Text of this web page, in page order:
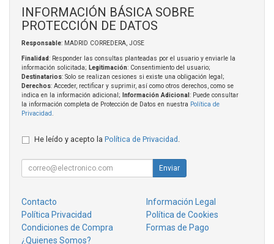
INFORMACIÓN BÁSICA SOBRE
PROTECCIÓN DE DATOS
Responsable: MADRID CORREDERA, JOSE
Finalidad: Responder las consultas planteadas por el usuario y enviarle la
información solicitada; Legitimación: Consentimiento del usuario;
Destinatarios: Solo se realizan cesiones si existe una obligación legal;
Derechos: Acceder, rectificar y suprimir, así como otros derechos, como se
indica en la información adicional;
Información Adicional : Puede consultar
la información completa de Protección de Datos en nuestra Política de
Privacidad
He leído y acepto la Política de Privacidad
Enviar
Contacto
Información Legal
Política Privacidad
Política de Cookies
Condiciones de Compra
Formas de Pago
¿Quienes Somos?